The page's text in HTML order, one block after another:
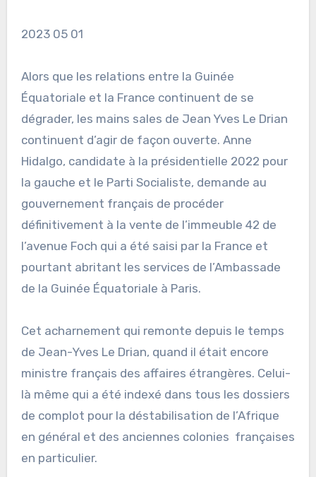
2023 05 01
Alors que les relations entre la Guinée
Équatoriale et la France continuent de se
dégrader, les mains sales de Jean Yves Le Drian
continuent d’agir de façon ouverte. Anne
Hidalgo, candidate à la présidentielle 2022 pour
la gauche et le Parti Socialiste, demande au
gouvernement français de procéder
définitivement à la vente de l’immeuble 42 de
l’avenue Foch qui a été saisi par la France et
pourtant abritant les services de l’Ambassade
de la Guinée Équatoriale à Paris.
Cet acharnement qui remonte depuis le temps
de Jean-Yves Le Drian, quand il était encore
ministre français des affaires étrangères. Celui-
là même qui a été indexé dans tous les dossiers
de complot pour la déstabilisation de l’Afrique
en général et des anciennes colonies françaises
en particulier.